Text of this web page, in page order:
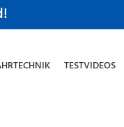
TESTVIDEOS